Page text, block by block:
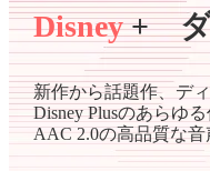
Disney+ ダ
新作から話題作、デ
Disney Plusのあらゆ
AAC 2.0の高品質な音